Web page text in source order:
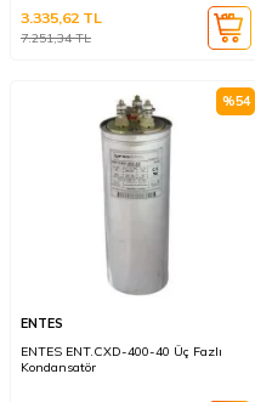
7.251,34TL
3.335,62 TL
%54
ENTES
ENTES ENT.CXD-400-40 Üç Fazlı
Kondansatör